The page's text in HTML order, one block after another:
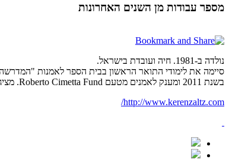
מספר עבודות מן השנים האחרונות
נולדה ב-1981. חיה ועובדת בישראל.
בשנת 2011 ומענק לאמנים מטעם Roberto Cimetta Fund. מציגה בתערוכות בארץ ובעולם והשתתפה בביאנאלה לאמנות עכשווית בסופיה, בולגריה בשנת 2011.
http://www.kerenzaltz.com/